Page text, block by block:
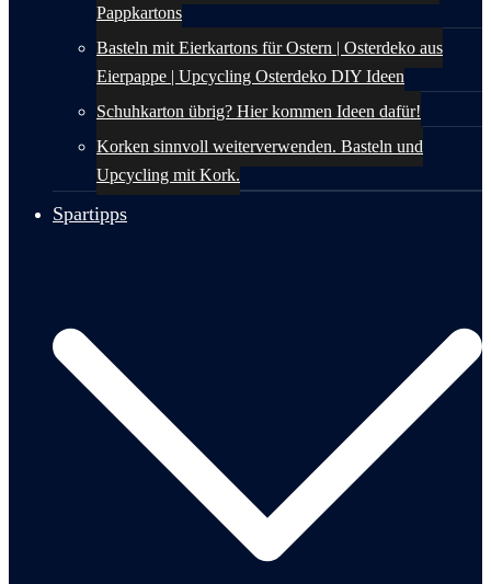
Pappkartons
Basteln mit Eierkartons für Ostern | Osterdeko aus
Eierpappe | Upcycling Osterdeko DIY Ideen
Schuhkarton übrig? Hier kommen Ideen dafür!
Korken sinnvoll weiterverwenden. Basteln und
Upcycling mit Kork.
Spartipps